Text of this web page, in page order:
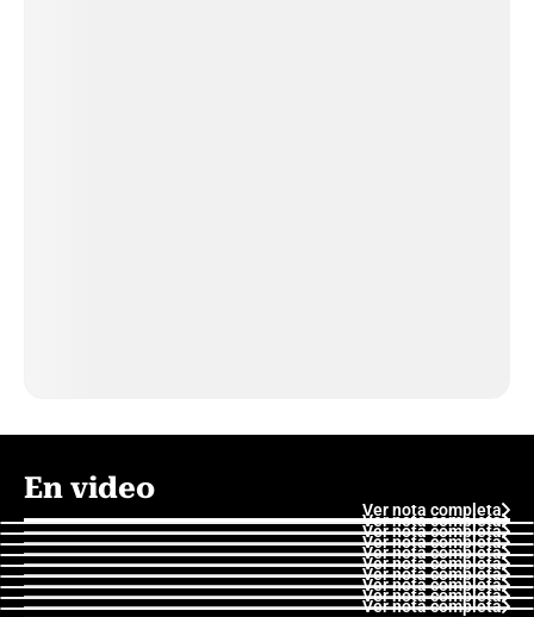
En video
Ver nota completa
Ver nota completa
Ver nota completa
Ver nota completa
Ver nota completa
Ver nota completa
Ver nota completa
Ver nota completa
Ver nota completa
Ver nota completa